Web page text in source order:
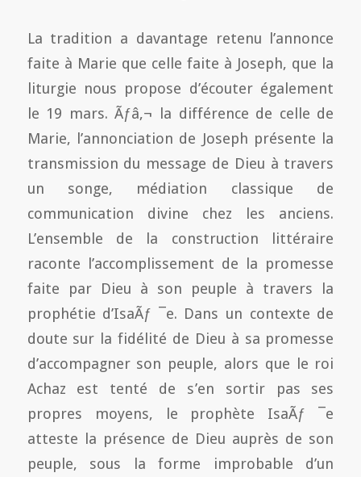
La tradition a davantage retenu l’annonce
faite à Marie que celle faite à Joseph, que la
liturgie nous propose d’écouter également
le 19 mars. Ãƒâ‚¬ la différence de celle de
Marie, l’annonciation de Joseph présente la
transmission du message de Dieu à travers
un songe, médiation classique de
communication divine chez les anciens.
L’ensemble de la construction littéraire
raconte l’accomplissement de la promesse
faite par Dieu à son peuple à travers la
prophétie d’IsaÃƒ ¯e. Dans un contexte de
doute sur la fidélité de Dieu à sa promesse
d’accompagner son peuple, alors que le roi
Achaz est tenté de s’en sortir pas ses
propres moyens, le prophète IsaÃƒ ¯e
atteste la présence de Dieu auprès de son
peuple, sous la forme improbable d’un